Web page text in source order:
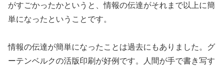
がすごかったかというと、情報の伝達がそれまで以上に簡
単になったということです。
情報の伝達が簡単になったことは過去にもありました。グ
ーテンベルクの活版印刷が好例です。人間が手で書き写す